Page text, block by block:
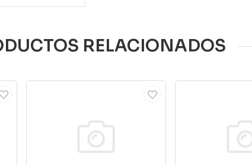
RELACIONADOS